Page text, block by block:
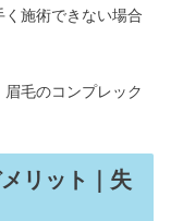
施術できない場合
毛のコンプレック
リット｜失